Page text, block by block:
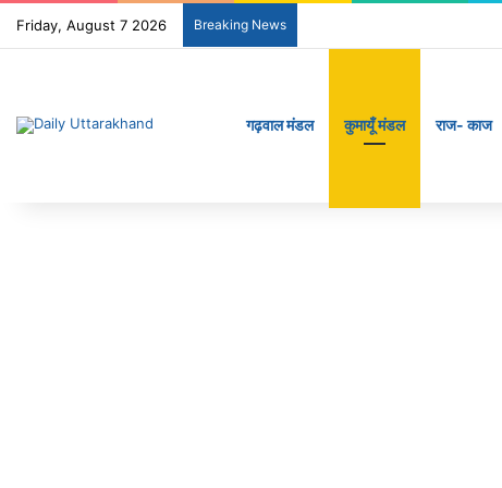
Friday, August 7 2026 Breaking News
गढ़वाल मंडल कुमायूँ मंडल राज- काज